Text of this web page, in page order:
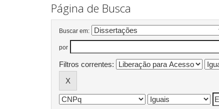
Página de Busca
Buscar em:
por
Filtros correntes: